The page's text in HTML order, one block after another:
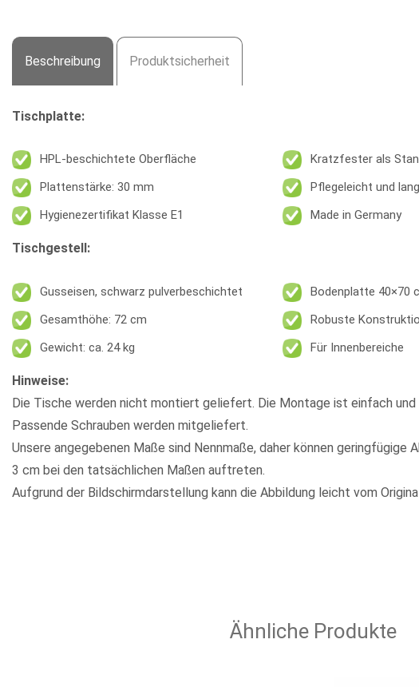
Beschreibung Produktsicherheit
Tischplatte:
HPL-beschichtete Oberfläche
Kratzfester als
Plattenstärke: 30 mm
Pflegeleicht und
Hygienezertifikat Klasse E1
Made in Germany
Tischgestell:
Gusseisen, schwarz pulverbeschichtet
Bodenplatte 40×70
Gesamthöhe: 72 cm
Robuste
Gewicht: ca. 24 kg
Für Innenbereiche
Hinweise:
Die Tische werden nicht montiert geliefert. Die Montage ist einfach und
Passende Schrauben werden mitgeliefert.
Unsere angegebenen Maße sind Nennmaße, daher können geringfügige
3 cm bei den tatsächlichen Maßen auftreten.
Aufgrund der Bildschirmdarstellung kann die Abbildung leicht vom
Ähnliche Produkte